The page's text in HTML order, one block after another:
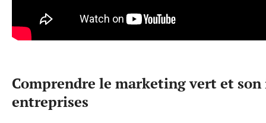
Comprendre le marketing vert et
entreprises